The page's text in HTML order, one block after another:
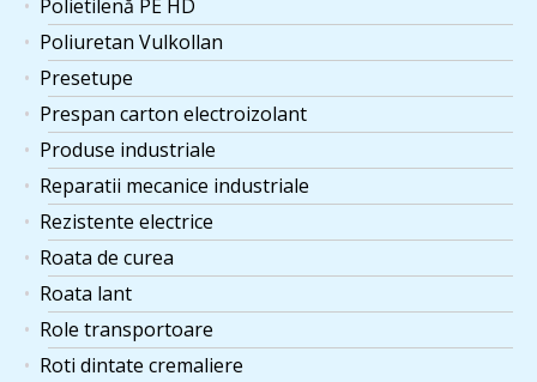
Polietilenă PE HD
Poliuretan Vulkollan
Presetupe
Prespan carton electroizolant
Produse industriale
Reparatii mecanice industriale
Rezistente electrice
Roata de curea
Roata lant
Role transportoare
Roti dintate cremaliere